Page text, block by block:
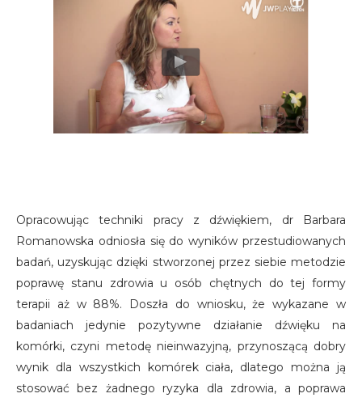
Opracowując techniki pracy z dźwiękiem, dr Barbara
Romanowska odniosła się do wyników przestudiowanych
badań, uzyskując dzięki stworzonej przez siebie metodzie
poprawę stanu zdrowia u osób chętnych do tej formy
terapii aż w 88%. Doszła do wniosku, że wykazane w
badaniach jedynie pozytywne działanie dźwięku na
komórki, czyni metodę nieinwazyjną, przynoszącą dobry
wynik dla wszystkich komórek ciała, dlatego można ją
stosować bez żadnego ryzyka dla zdrowia, a poprawa